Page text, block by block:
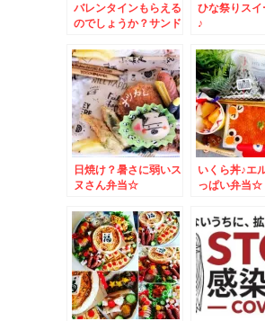
バレンタインもらえる
のでしょうか？サンド
ひな祭りス
♪
日焼け？暑さに弱いス
ヌさん弁当☆
いくら丼♪エ
っぱい弁当☆